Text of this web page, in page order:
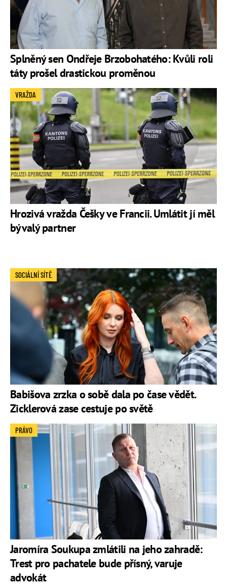
Splněný sen Ondřeje Brzobohatého: Kvůli roli
táty prošel drastickou proměnou
Hrozivá vražda Češky ve Francii. Umlátit jí měl
bývalý partner
VRAŽDA
Babišova zrzka o sobě dala po čase vědět.
Zicklerová zase cestuje po světě
SOCIÁLNÍ SÍTĚ
Jaromíra Soukupa zmlátili na jeho zahradě:
Trest pro pachatele bude přísný, varuje
advokát
PRÁVO